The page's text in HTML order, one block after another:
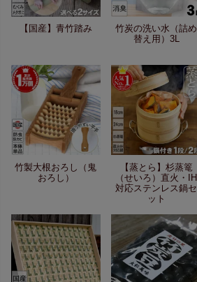
【国産】青竹踏み
竹炭の洗い水（詰め
替え用）3L
竹製大根おろし（鬼
おろし）
【蒸とら】杉蒸篭
（せいろ）直火・IH
対応ステンレス鍋セ
ット